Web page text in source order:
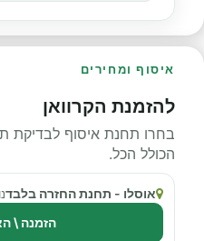
איסוף ומחירים
להזמנת הקרוואן
בחרו תחנת איסוף לבדיקת
הכולל הכל.
אוסלו - תחנת החזרה בלבד
הזמנה \